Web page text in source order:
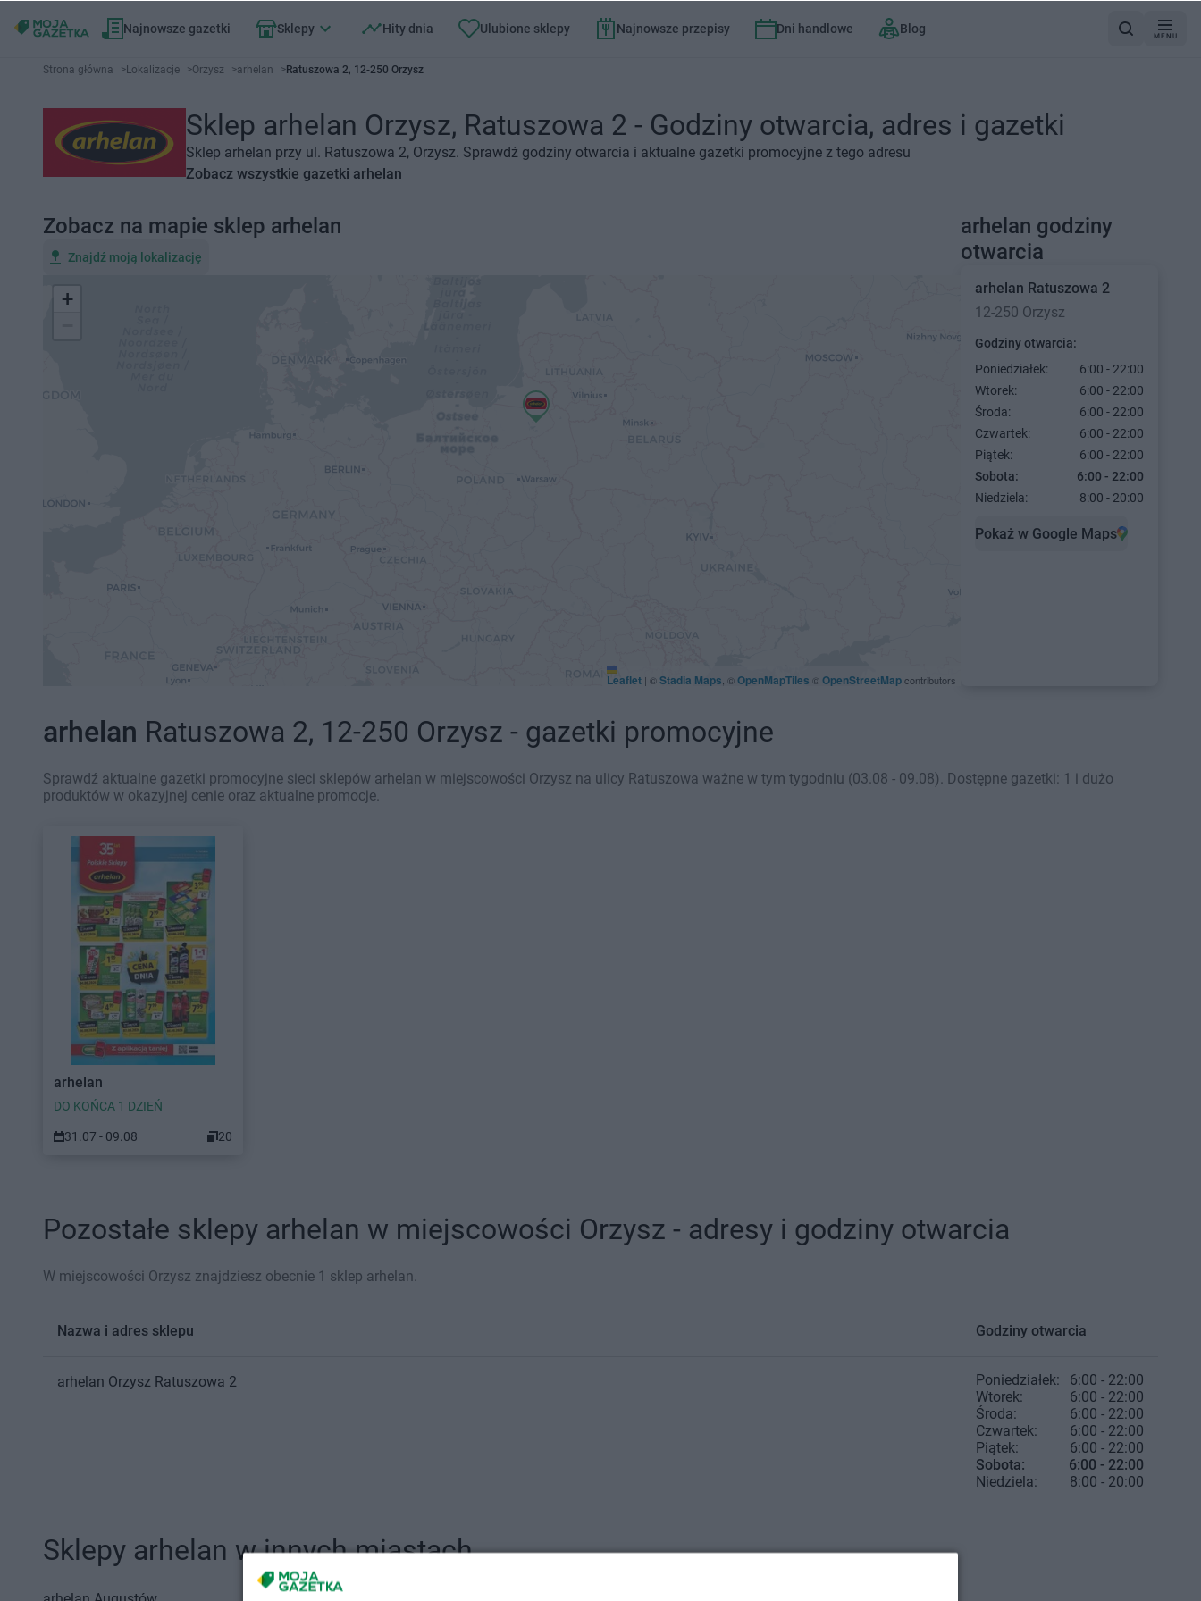
Najnowsze gazetki Sklepy Hity dnia Ulubione sklepy Najnowsze przepisy Dni handlowe Blog
MENU
Strona główna >Lokalizacje >Orzysz >arhelan >Ratuszowa 2, 12-250 Orzysz
Sklep arhelan Orzysz, Ratuszowa 2 - Godziny otwarcia, adres i gazetki
Sklep arhelan przy ul. Ratuszowa 2, Orzysz. Sprawdź godziny otwarcia i aktualne gazetki promocyjne z tego adresu
Zobacz wszystkie gazetki arhelan
arhelan godziny
otwarcia
arhelan Ratuszowa 2
12-250 Orzysz
Godziny otwarcia:
Poniedziałek:
6:00 - 22:00
Wtorek:
6:00 - 22:00
Środa:
6:00 - 22:00
Czwartek:
6:00 - 22:00
Piątek:
6:00 - 22:00
Sobota:
6:00 - 22:00
Niedziela:
8:00 - 20:00
Pokaż w Google Maps
Zobacz na mapie sklep arhelan
Znajdź moją lokalizację
+
Leaflet | ©Stadia Maps , ©OpenMapTiles ©OpenStreetMapcontributors
arhelan Ratuszowa 2, 12-250 Orzysz - gazetki promocyjne
Sprawdź aktualne gazetki promocyjne sieci sklepów arhelan w miejscowości Orzysz na ulicy Ratuszowa ważne w tym tygodniu (03.08 - 09.08). Dostępne gazetki: 1 i dużo
produktów w okazyjnej cenie oraz aktualne promocje.
arhelan
DO KOŃCA 1 DZIEŃ
31.07 - 09.08 20
Pozostałe sklepy arhelan w miejscowości Orzysz - adresy i godziny otwarcia
W miejscowości Orzysz znajdziesz obecnie 1 sklep arhelan.
Nazwa i adres sklepu Godziny otwarcia
arhelan Orzysz Ratuszowa 2 Poniedziałek:
6:00 - 22:00
Wtorek:
6:00 - 22:00
Środa:
6:00 - 22:00
Czwartek:
6:00 - 22:00
Piątek:
6:00 - 22:00
Sobota:
6:00 - 22:00
Niedziela:
8:00 - 20:00
Sklepy arhelan w innych miastach